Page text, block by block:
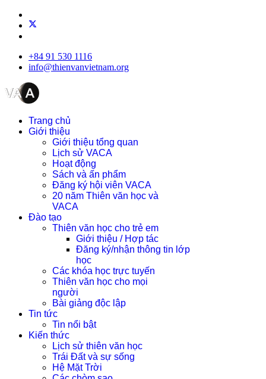
+84 91 530 1116
info@thienvanvietnam.org
Trang chủ
Giới thiệu
Giới thiệu tổng quan
Lịch sử VACA
Hoạt động
Sách và ấn phẩm
Đăng ký hội viên VACA
20 năm Thiên văn học và
VACA
Đào tạo
Thiên văn học cho trẻ em
Giới thiệu / Hợp tác
Đăng ký/nhận thông tin lớp
học
Các khóa học trực tuyến
Thiên văn học cho mọi
người
Bài giảng độc lập
Tin tức
Tin nổi bật
Kiến thức
Lịch sử thiên văn học
Trái Đất và sự sống
Hệ Mặt Trời